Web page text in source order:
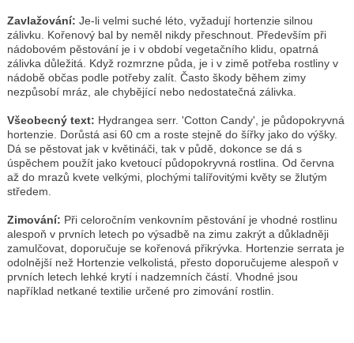
Zavlažování: Je-li velmi suché léto, vyžadují hortenzie silnou
zálivku. Kořenový bal by neměl nikdy přeschnout. Především při
nádobovém pěstování je i v období vegetačního klidu, opatrná
zálivka důležitá. Když rozmrzne půda, je i v zimě potřeba rostliny v
nádobě občas podle potřeby zalít. Často škody během zimy
nezpůsobí mráz, ale chybějící nebo nedostatečná zálivka.
Všeobecný text: Hydrangea serr. 'Cotton Candy', je půdopokryvná
hortenzie. Dorůstá asi 60 cm a roste stejně do šířky jako do výšky.
Dá se pěstovat jak v květináči, tak v půdě, dokonce se dá s
úspěchem použít jako kvetoucí půdopokryvná rostlina. Od června
až do mrazů kvete velkými, plochými talířovitými květy se žlutým
středem.
Zimování: Při celoročním venkovním pěstování je vhodné rostlinu
alespoň v prvních letech po výsadbě na zimu zakrýt a důkladněji
zamulčovat, doporučuje se kořenová přikrývka. Hortenzie serrata je
odolnější než Hortenzie velkolistá, přesto doporučujeme alespoň v
prvních letech lehké krytí i nadzemních částí. Vhodné jsou
například netkané textilie určené pro zimování rostlin.